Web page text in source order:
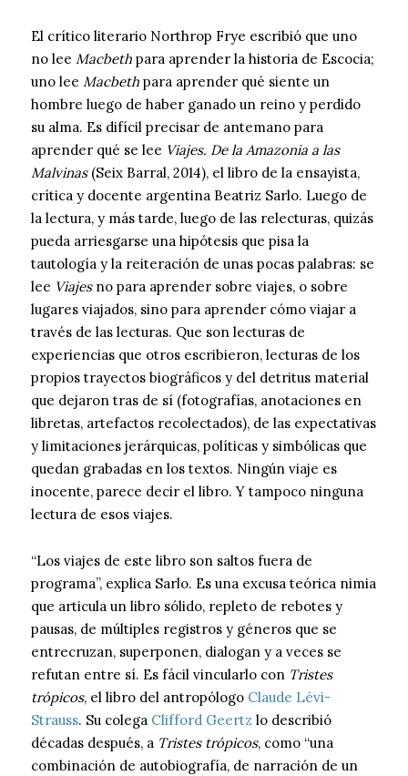
El crítico literario Northrop Frye escribió que uno
no lee Macbeth para aprender la historia de Escocia;
uno lee Macbeth para aprender qué siente un
hombre luego de haber ganado un reino y perdido
su alma. Es difícil precisar de antemano para
aprender qué se lee Viajes. De la Amazonia a las
Malvinas(Seix Barral, 2014), el libro de la ensayista,
crítica y docente argentina Beatriz Sarlo. Luego de
la lectura, y más tarde, luego de las relecturas, quizás
pueda arriesgarse una hipótesis que pisa la
tautología y la reiteración de unas pocas palabras: se
lee Viajesno para aprender sobre viajes, o sobre
lugares viajados, sino para aprender cómo viajar a
través de las lecturas. Que son lecturas de
experiencias que otros escribieron, lecturas de los
propios trayectos biográficos y del detritus material
que dejaron tras de sí (fotografías, anotaciones en
libretas, artefactos recolectados), de las expectativas
y limitaciones jerárquicas, políticas y simbólicas que
quedan grabadas en los textos. Ningún viaje es
inocente, parece decir el libro. Y tampoco ninguna
lectura de esos viajes.
“Los viajes de este libro son saltos fuera de
programa”, explica Sarlo. Es una excusa teórica nimia
que articula un libro sólido, repleto de rebotes y
pausas, de múltiples registros y géneros que se
entrecruzan, superponen, dialogan y a veces se
refutan entre sí. Es fácil vincularlo con Tristes
trópicos, el libro del antropólogo Claude Lévi-
Strauss. Su colega Clifford Geertz lo describió
décadas después, a Tristes trópicos, como “una
combinación de autobiografía, de narración de un